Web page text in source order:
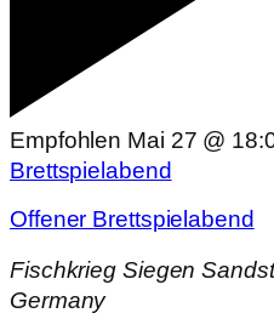
Empfohlen Mai 27 @
Brettspielabend
Offener Brettspielabend
Fischkrieg Siegen
Germany